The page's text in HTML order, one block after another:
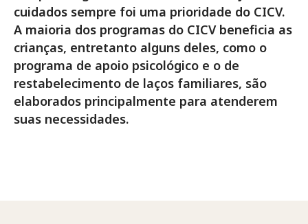
cuidados sempre foi uma prioridade do CICV.
A maioria dos programas do CICV beneficia as
crianças, entretanto alguns deles, como o
programa de apoio psicológico e o de
restabelecimento de laços familiares, são
elaborados principalmente para atenderem
suas necessidades.